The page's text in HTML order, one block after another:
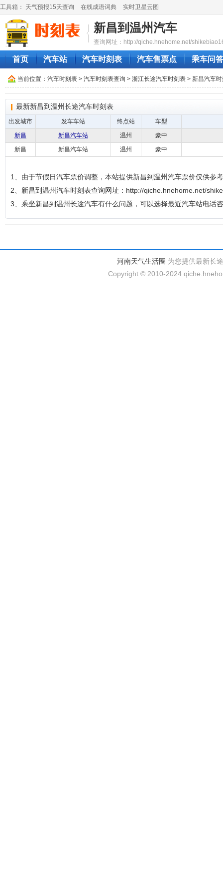
工具箱： 天气预报15天查询 在线成语词典 实时卫星云图
新昌到温州汽车
查询网址：http://qiche.hnehome.net/
首页 汽车站 汽车时刻表 汽车售票点 乘车问答
当前位置： 汽车时刻表 > 汽车时刻表查询 > 浙江长途汽车时刻表 > 新昌汽车
最新新昌到温州长途汽车时刻表
出发城市 发车车站 终点站
车型
新昌
新昌汽车站 温州
豪中
新昌
新昌汽车站 温州 豪中
1、由于节假日汽车票价调整，本站提供新昌到温州汽车票价仅供参
2、新昌到温州汽车时刻表查询网址：http://qiche.hnehome.net/
3、乘坐新昌到温州长途汽车有什么问题，可以选择最近汽车站电话
河南天气生活圈 为您提供最新长
Copyright © 2010-2024